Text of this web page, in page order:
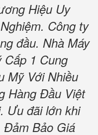
Hiệu Uy
Công ty
đầu. Nhà Máy
Cấp 1 Cung
Mỹ Với Nhiều
Hàng Đầu Việt
Ưu đãi lớn khi
Đảm Bảo Giá